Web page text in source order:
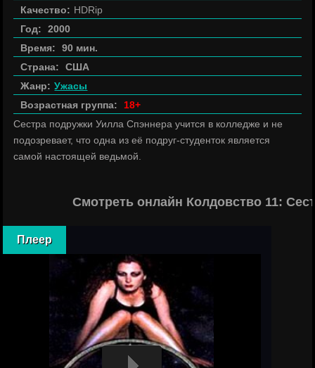
Качество: HDRip
Год:
2000
Время:
90 мин.
Страна:
США
Жанр: Ужасы
Возрастная группа:
18+
Сестра подружки Уилла Спэннера учится в колледже и не
подозревает, что одна из её подруг-студенток является
самой настоящей ведьмой.
Смотреть онлайн Колдовство 11:
Плеер